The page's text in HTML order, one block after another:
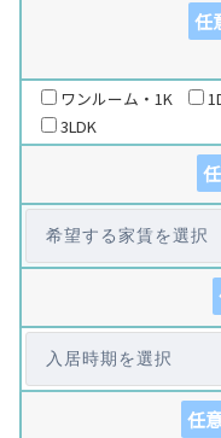
任
ワンルーム・1K
3LDK
任